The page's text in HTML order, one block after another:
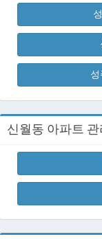
신월동 아파트